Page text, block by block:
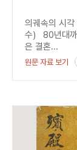
의궤속의 시
수) 80년대까
은 결혼...
원문 자료 보기